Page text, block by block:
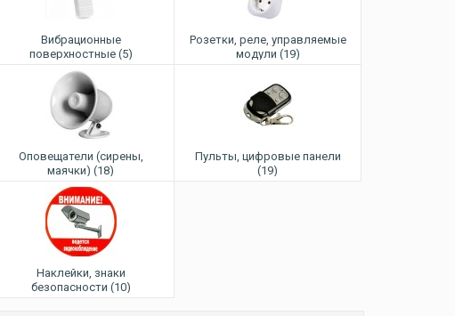
Вибрационные
поверхностные (5)
Розетки, реле, управляемые
модули (19)
Оповещатели (сирены,
маячки) (18)
Пульты, цифровые панели
(19)
Наклейки, знаки
безопасности (10)